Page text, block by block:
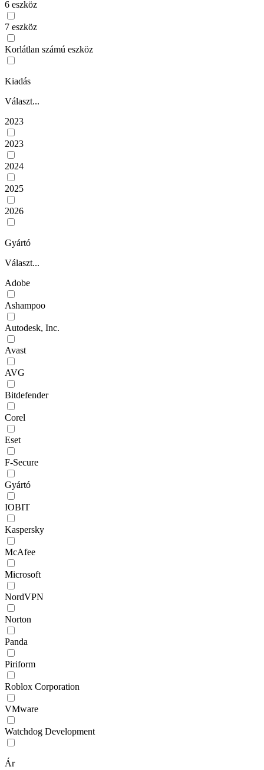
6 eszköz
7 eszköz
Korlátlan számú eszköz
Kiadás
Választ...
2023
2023
2024
2025
2026
Gyártó
Választ...
Adobe
Ashampoo
Autodesk, Inc.
Avast
AVG
Bitdefender
Corel
Eset
F-Secure
Gyártó
IOBIT
Kaspersky
McAfee
Microsoft
NordVPN
Norton
Panda
Piriform
Roblox Corporation
VMware
Watchdog Development
Ár